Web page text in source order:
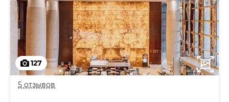
127
5 отзывов